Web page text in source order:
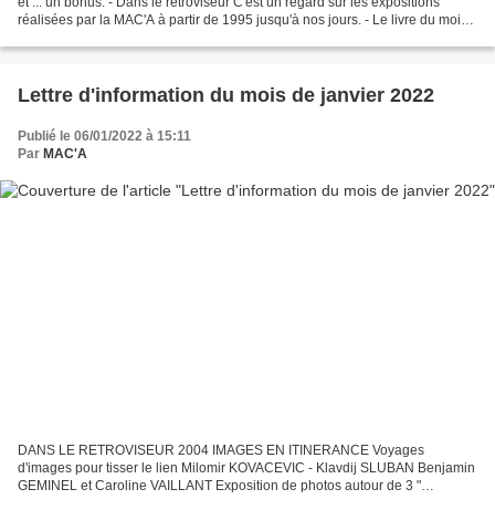
réalisées par la MAC'A à partir de 1995 jusqu'à nos jours. - Le livre du mois
Lettre d'information du mois de janvier 2022
Publié le 06/01/2022 à 15:11
Par MAC'A
DANS LE RETROVISEUR 2004 IMAGES EN ITINERANCE Voyages
d'images pour tisser le lien Milomir KOVACEVIC - Klavdij SLUBAN Benjamin
GEMINEL et Caroline VAILLANT Exposition de photos autour de 3 "